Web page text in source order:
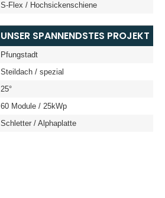
S-Flex / Hochsickenschiene
UNSER SPANNENDSTES PROJEKT
Pfungstadt
Steildach / spezial
25°
60 Module / 25kWp
Schletter / Alphaplatte